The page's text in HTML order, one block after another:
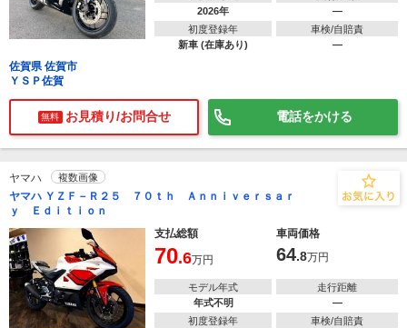
2026年
―
初度登録年
新車 (在庫あり)
車検/自賠責
―
佐賀県 佐賀市
ＹＳＰ佐賀
無料 お見積り/お問合せ 電話をかける
ヤマハ 複数画像
ヤマハ ＹＺＦ－Ｒ２５ ７０ｔｈ Ａｎｎｉｖｅｒｓａｒ
ｙ Ｅｄｉｔｉｏｎ
支払総額
車両価格
70.6万円 64.8万円
モデル年式
年式不明
走行距離
―
初度登録年
車検/自賠責